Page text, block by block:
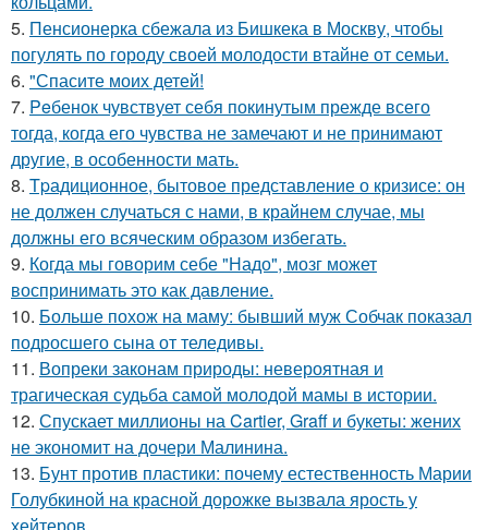
5. Пенсионерка сбежала из Бишкека в Москву, чтобы
погулять по городу своей молодости втайне от семьи.
6. "Спасите моих детей!
7. Peбенок чувствует себя покинутым прежде всего
тогда, когда его чувства не замечают и не принимают
другие, в особенности мать.
8. Tpадиционное, бытовое представление о кризисе: он
не должен случаться с нами, в крайнем случае, мы
должны его всяческим образом избегать.
9. Когда мы говорим себе "Надо", мозг может
воспринимать это как давление.
10. Больше похож на маму: бывший муж Собчак показал
подросшего сына от теледивы.
11. Вопреки законам природы: невероятная и
трагическая судьба самой молодой мамы в истории.
12. Спускает миллионы на Cartier, Graff и букеты: жених
не экономит на дочери Малинина.
13. Бунт против пластики: почему естественность Марии
Голубкиной на красной дорожке вызвала ярость у